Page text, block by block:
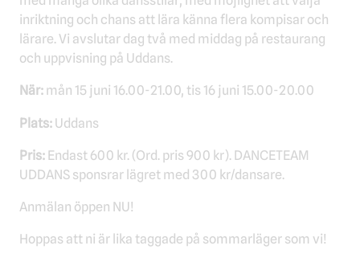
inriktning och chans att lära känna flera kompisar och
lärare. Vi avslutar dag två med middag på restaurang
och uppvisning på Uddans.
När: mån 15 juni 16.00-21.00, tis 16 juni 15.00-20.00
Plats: Uddans
Pris: Endast 600 kr. (Ord. pris 900 kr). DANCETEAM
UDDANS sponsrar lägret med 300 kr/dansare.
Anmälan öppen NU!
Hoppas att ni är lika taggade på sommarläger som vi!